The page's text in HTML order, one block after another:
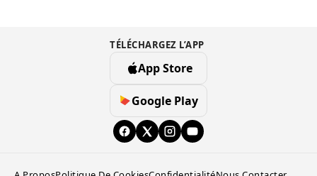
TÉLÉCHARGEZ L’APP
App Store
Google Play